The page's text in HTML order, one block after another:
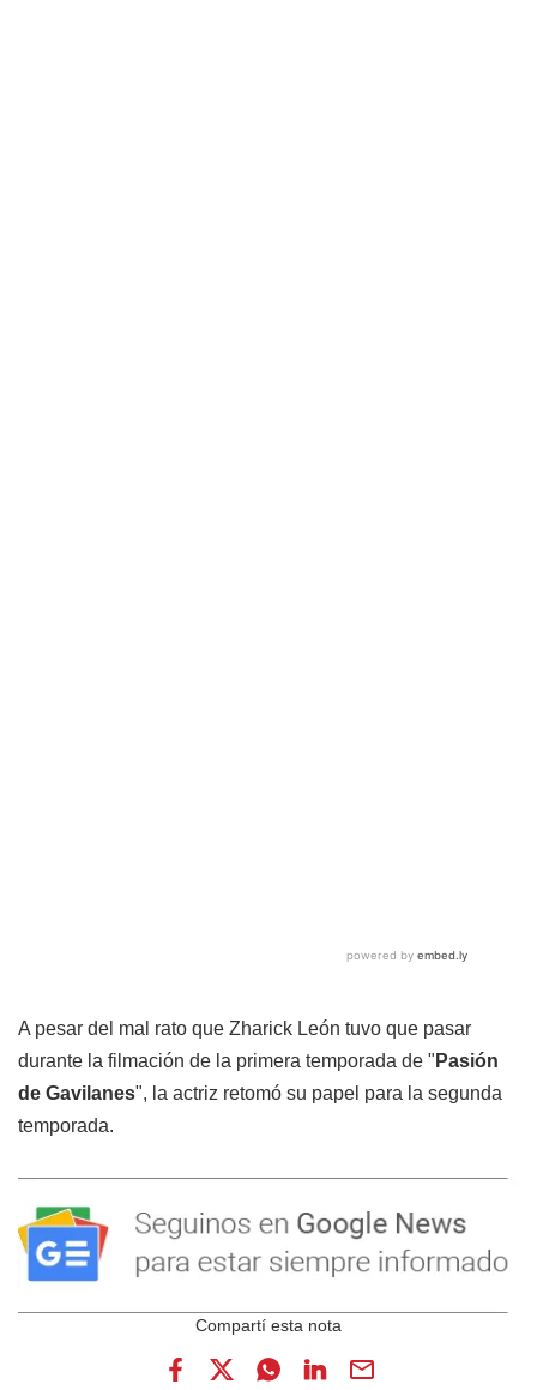
A pesar del mal rato que Zharick León tuvo que pasar
durante la filmación de la primera temporada de " Pasión
de Gavilanes", la actriz retomó su papel para la segunda
temporada.